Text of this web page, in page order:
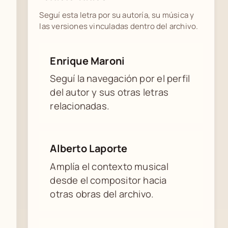
Seguí esta letra por su autoría, su música y
las versiones vinculadas dentro del archivo.
Enrique Maroni
Seguí la navegación por el perfil
del autor y sus otras letras
relacionadas.
Alberto Laporte
Amplía el contexto musical
desde el compositor hacia
otras obras del archivo.